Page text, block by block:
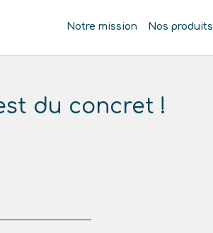
Notre mission Nos produits
du concret !